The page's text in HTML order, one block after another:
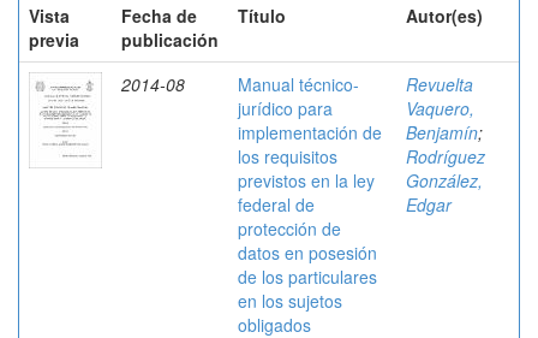
Vista
previa
Fecha de
publicación
Título Autor(es)
2014-08
Manual técnico-
jurídico para
implementación de
los requisitos
previstos en la ley
federal de
protección de
datos en posesión
de los particulares
en los sujetos
obligados
Revuelta
Vaquero,
Benjamín;
Rodríguez
González,
Edgar